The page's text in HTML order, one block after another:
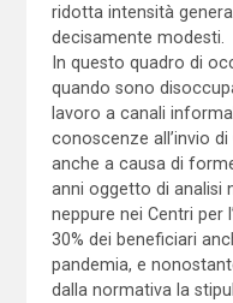
ridotta intensità
decisamente modesti.
In questo quadro di
quando sono
lavoro a canali
conoscenze all’invio
anche a causa di
anni oggetto di analisi
neppure nei Centri per
30% dei beneficiari
pandemia, e
dalla normativa la